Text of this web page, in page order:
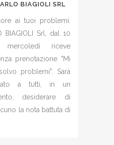
BIAGIOLI SRL
ai tuoi problemi:
BIAGIOLI Srl, dal 10
riceve
prenotazione "Mi
problemi". Sarà
a tutti, in un
desiderare di
la nota battuta di